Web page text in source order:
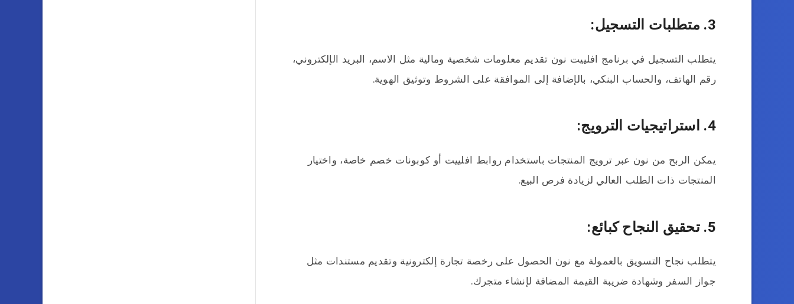
3. متطلبات التسجيل:
يتطلب التسجيل في برنامج افلييت نون تقديم معلومات شخصية ومالية مثل الاسم، البريد الإلكتروني،
رقم الهاتف، والحساب البنكي، بالإضافة إلى الموافقة على الشروط وتوثيق الهوية.
4. استراتيجيات الترويج:
يمكن الربح من نون عبر ترويج المنتجات باستخدام روابط افلييت أو كوبونات خصم خاصة، واختيار
المنتجات ذات الطلب العالي لزيادة فرص البيع.
5. تحقيق النجاح كبائع:
يتطلب نجاح التسويق بالعمولة مع نون الحصول على رخصة تجارة إلكترونية وتقديم مستندات مثل
جواز السفر وشهادة ضريبة القيمة المضافة لإنشاء متجرك.